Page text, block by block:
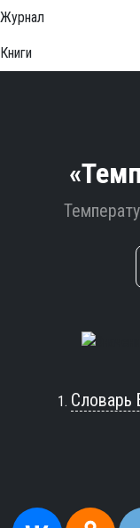
Журнал
Книги
Словарь